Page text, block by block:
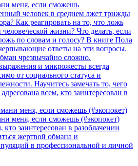
меня, если сможешь
человек в среднем лжет трижды
Как реагировать на то, что ложь
жизни? Что делать, если
по словам и голосу? В книге Пола
ответы на эти вопросы.
чрезвычайно сложно.
и микрожесты всегда
от социального статуса и
Научитесь замечать то, чего
всем, кто заинтересован в
меня, если сможешь (#экопокет)
кто заинтересован в разоблачении
жертвой обмана и
в профессиональной и личной